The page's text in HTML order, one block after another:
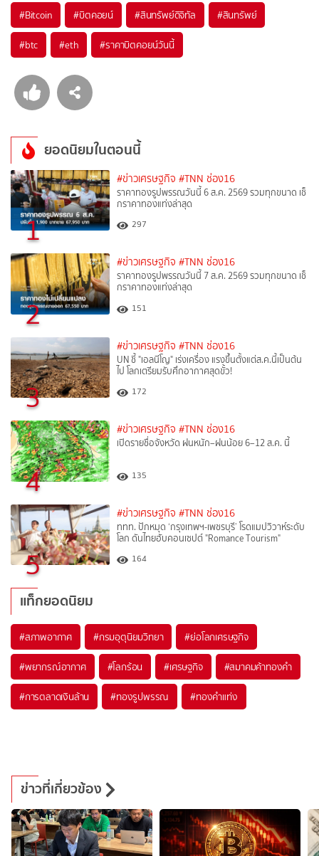
#Bitcoin #บิตคอยน์ #สินทรัพย์ดิจิทัล #สินทรัพย์
#btc #eth #ราคาบิตคอยน์วันนี้
ยอดนิยมในตอนนี้
1
#ข่าวเศรษฐกิจ #TNN ช่อง16
ราคาทองรูปพรรณวันนี้ 6 ส.ค. 2569 รวมทุกขนาด เช็
กราคาทองแท่งล่าสุด
297
2
#ข่าวเศรษฐกิจ #TNN ช่อง16
ราคาทองรูปพรรณวันนี้ 7 ส.ค. 2569 รวมทุกขนาด เช็
กราคาทองแท่งล่าสุด
151
3
#ข่าวเศรษฐกิจ #TNN ช่อง16
UN ชี้ "เอลนีโญ" เร่งเครื่อง แรงขึ้นตั้งแต่ส.ค.นี้เป็นต้น
ไป โลกเตรียมรับศึกอากาศสุดขั้ว!
172
4
#ข่าวเศรษฐกิจ #TNN ช่อง16
เปิดรายชื่อจังหวัด ฝนหนัก–ฝนน้อย 6–12 ส.ค. นี้
135
5
#ข่าวเศรษฐกิจ #TNN ช่อง16
ททท. ปักหมุด ‘กรุงเทพฯ-เพชรบุรี’ โรดแมปวิวาห์ระดับ
โลก ดันไทยฮับคอนเซปต์ "Romance Tourism"
164
แท็กยอดนิยม
#สภาพอากาศ #กรมอุตุนิยมวิทยา #ย่อโลกเศรษฐกิจ
#พยากรณ์อากาศ #โลกร้อน #เศรษฐกิจ #สมาคมค้าทองคำ
#การตลาดเงินล้าน #ทองรูปพรรณ #ทองคำแท่ง
ข่าวที่เกี่ยวข้อง